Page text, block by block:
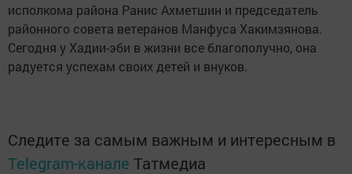
исполкома района Ранис Ахметшин и председатель
районного совета ветеранов Манфуса Хакимзянова.
Сегодня у Хадии-эби в жизни все благополучно, она
радуется успехам своих детей и внуков.
Следите за самым важным и интересным в
Telegram-канале Татмедиа